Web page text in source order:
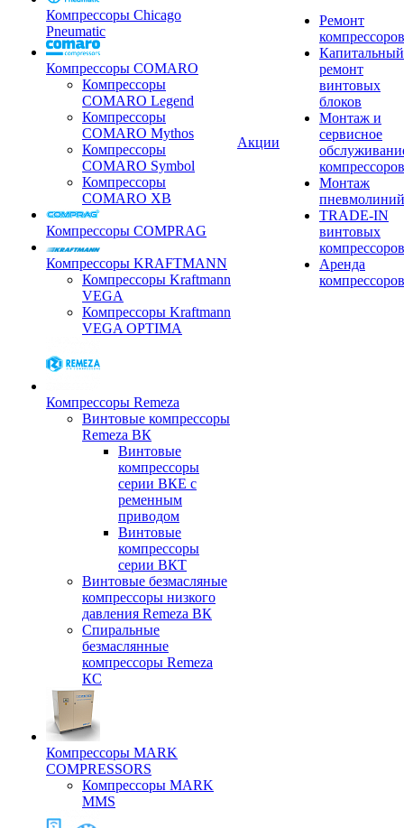
Компрессоры Chicago
Pneumatic
Компрессоры COMARO
Компрессоры
COMARO Legend
Компрессоры
COMARO Mythos
Компрессоры
COMARO Symbol
Компрессоры
COMARO XB
Компрессоры COMPRAG
Компрессоры KRAFTMANN
Компрессоры Kraftmann
VEGA
Компрессоры Kraftmann
VEGA OPTIMA
Компрессоры Remeza
Винтовые компрессоры
Remeza ВК
Винтовые
компрессоры
серии ВКЕ с
ременным
приводом
Винтовые
компрессоры
серии ВКТ
Винтовые безмасляные
компрессоры низкого
давления Remeza ВК
Спиральные
безмаслянные
компрессоры Remeza
КС
Компрессоры MARK
COMPRESSORS
Компрессоры MARK
MMS
Акции
Ремонт
компрессоров
Капитальный
ремонт
винтовых
блоков
Монтаж и
сервисное
компрессоров
Монтаж
пневмолиний
TRADE-IN
винтовых
компрессоров
Аренда
компрессоров